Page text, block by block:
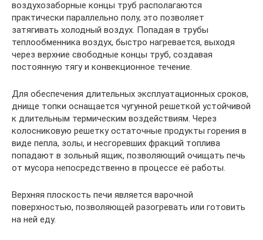
воздухозаборные концы труб располагаются
практически параллельно полу, это позволяет
затягивать холодный воздух. Попадая в трубы
теплообменника воздух, быстро нагревается, выходя
через верхние свободные концы труб, создавая
постоянную тягу и конвекционное течение.
Для обеспечения длительных эксплуатационных сроков,
днище топки оснащается чугунной решеткой устойчивой
к длительным термическим воздействиям. Через
колосниковую решетку остаточные продукты горения в
виде пепла, золы, и несгоревших фракций топлива
попадают в зольный ящик, позволяющий очищать печь
от мусора непосредственно в процессе её работы.
Верхняя плоскость печи является варочной
поверхностью, позволяющей разогревать или готовить
на ней еду.